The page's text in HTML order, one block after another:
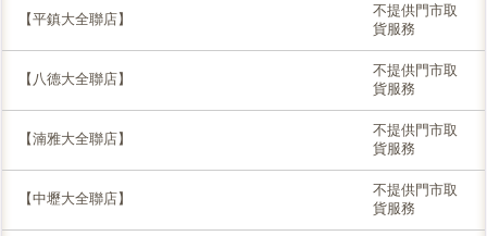
【平鎮大全聯店】
不提供門市取
貨服務
【八德大全聯店】
不提供門市取
貨服務
【湳雅大全聯店】
不提供門市取
貨服務
【中壢大全聯店】
不提供門市取
貨服務